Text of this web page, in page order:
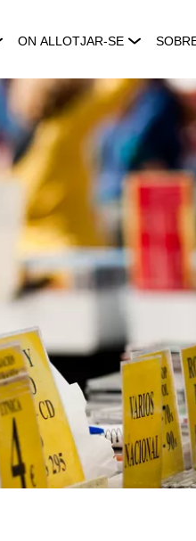
ON ALLOTJAR-SE